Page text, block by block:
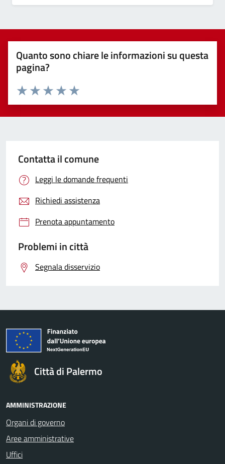
Quanto sono chiare le informazioni su questa
pagina?
Valuta 5 stelle su 5
Valuta 4 stelle su 5
Valuta 3 stelle su 5
Valuta 2 stelle su 5
Valuta 1 stelle su 5
Contatta il comune
Leggi le domande frequenti
Richiedi assistenza
Prenota appuntamento
Problemi in città
Segnala disservizio
Città di Palermo
AMMINISTRAZIONE
Organi di governo
Aree amministrative
Uffici